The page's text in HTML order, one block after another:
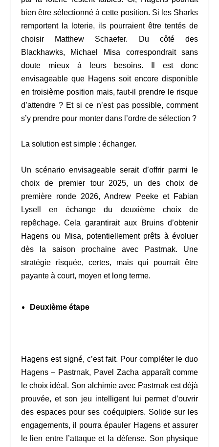
bien être sélectionné à cette position. Si les Sharks
remportent la loterie, ils pourraient être tentés de
choisir Matthew Schaefer. Du côté des
Blackhawks, Michael Misa correspondrait sans
doute mieux à leurs besoins. Il est donc
envisageable que Hagens soit encore disponible
en troisième position mais, faut-il prendre le risque
d’attendre ? Et si ce n’est pas possible, comment
s’y prendre pour monter dans l’ordre de sélection ?
La solution est simple : échanger.
Un scénario envisageable serait d’offrir parmi le
choix de premier tour 2025, un des choix de
première ronde 2026, Andrew Peeke et Fabian
Lysell en échange du deuxième choix de
repêchage. Cela garantirait aux Bruins d’obtenir
Hagens ou Misa, potentiellement prêts à évoluer
dès la saison prochaine avec Pastrnak. Une
stratégie risquée, certes, mais qui pourrait être
payante à court, moyen et long terme.
Deuxième étape
Hagens est signé, c’est fait. Pour compléter le duo
Hagens – Pastrnak, Pavel Zacha apparaît comme
le choix idéal. Son alchimie avec Pastrnak est déjà
prouvée, et son jeu intelligent lui permet d’ouvrir
des espaces pour ses coéquipiers. Solide sur les
engagements, il pourra épauler Hagens et assurer
le lien entre l’attaque et la défense. Son physique